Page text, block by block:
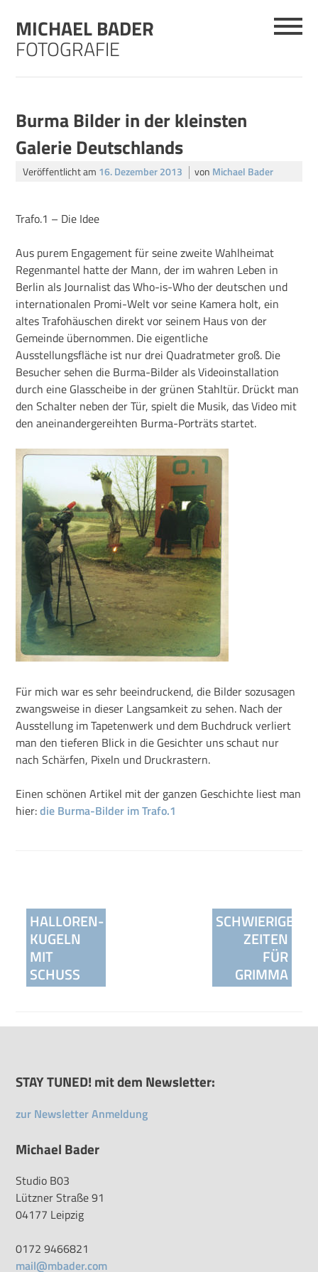
contentMICHAEL BADER
FOTOGRAFIE
Burma Bilder in der kleinsten
Galerie Deutschlands
Veröffentlicht am 16. Dezember 2013 von Michael Bader
Trafo.1 – Die Idee
Aus purem Engagement für seine zweite Wahlheimat
Regenmantel hatte der Mann, der im wahren Leben in
Berlin als Journalist das Who-is-Who der deutschen und
internationalen Promi-Welt vor seine Kamera holt, ein
altes Trafohäuschen direkt vor seinem Haus von der
Gemeinde übernommen. Die eigentliche
Ausstellungsfläche ist nur drei Quadratmeter groß. Die
Besucher sehen die Burma-Bilder als Videoinstallation
durch eine Glasscheibe in der grünen Stahltür. Drückt man
den Schalter neben der Tür, spielt die Musik, das Video mit
den aneinandergereihten Burma-Porträts startet.
Für mich war es sehr beeindruckend, die Bilder sozusagen
zwangsweise in dieser Langsamkeit zu sehen. Nach der
Ausstellung im Tapetenwerk und dem Buchdruck verliert
man den tieferen Blick in die Gesichter uns schaut nur
nach Schärfen, Pixeln und Druckrastern.
Einen schönen Artikel mit der ganzen Geschichte liest man
hier:die Burma-Bilder im Trafo.1
HALLOREN-
KUGELN
MIT
SCHUSS
SCHWIERIGE
ZEITEN
FÜR
GRIMMA
STAY TUNED! mit dem Newsletter:
zur Newsletter Anmeldung
Michael Bader
Studio B03
Lützner Straße 91
04177 Leipzig
0172 9466821
mail@mbader.com